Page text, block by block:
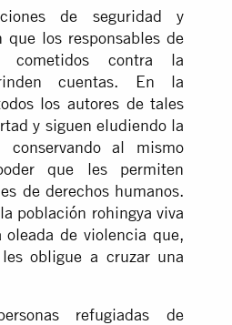
de seguridad y
los responsables de
cometidos contra la
cuentas. En la
los autores de tales
y siguen eludiendo la
al mismo
que les permiten
de derechos humanos.
población rohingya viva
de violencia que,
obligue a cruzar una
refugiadas de